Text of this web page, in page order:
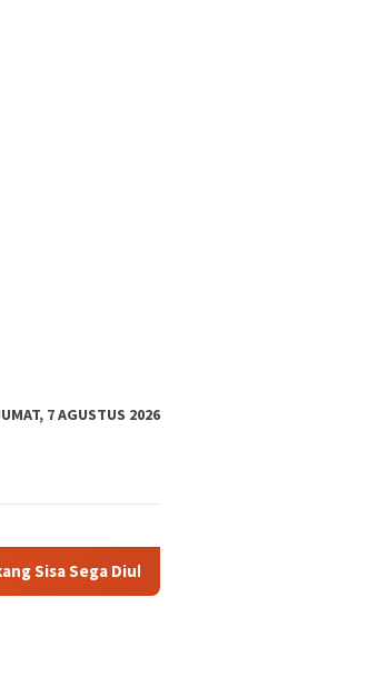
7 AGUSTUS 2026
Dadi Omset: Kisah Santri Entrepreneur